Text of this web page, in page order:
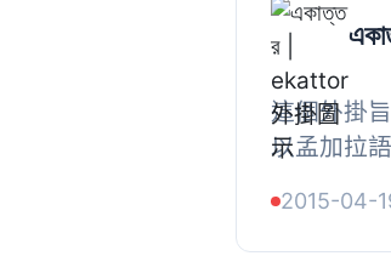
這個外掛
以孟加拉
了解我們
2015-04-